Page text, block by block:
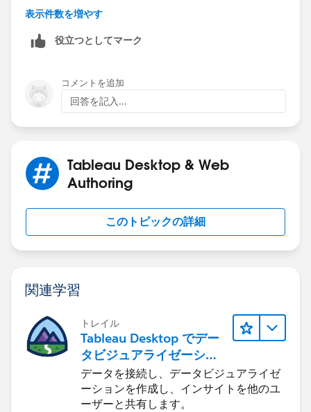
Andy
表示件数を増やす
役立つとしてマーク
コメントを追加
回答を記入...
Tableau Desktop & Web
Authoring
このトピックの詳細
関連学習
トレイル
Tableau Desktop でデー
タビジュアライゼーショ
ンをはじめる
データを接続し、データビジュアライゼ
ーションを作成し、インサイトを他のユ
ーザーと共有します。